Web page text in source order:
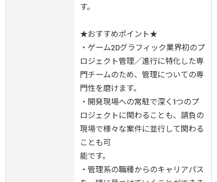
す。
★おすすめポイント★
・ゲーム2Dグラフィック業界初のプ
ロジェクト管理／進行に特化した専
門チームのため、管理についての専
門性を磨けます。
・開発現場への常駐で深く1つのプ
ロジェクトに関わることも、請負の
現場で様々な案件に並行して関わる
ことも可
能です。
・管理系の職種からのキャリアパス